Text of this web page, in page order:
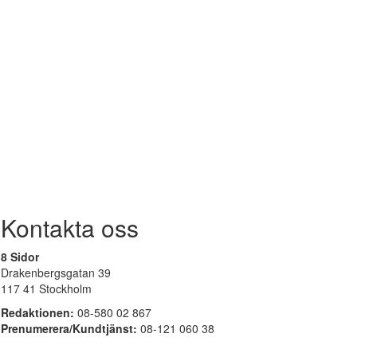
Kontakta oss
8 Sidor
Drakenbergsgatan 39
117 41 Stockholm
Redaktionen: 08-580 02 867
Prenumerera/Kundtjänst: 08-121 060 38